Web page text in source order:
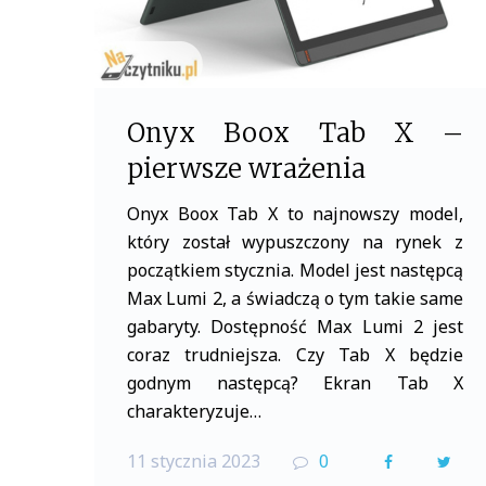
Onyx Boox Tab X –
pierwsze wrażenia
Onyx Boox Tab X to najnowszy model,
który został wypuszczony na rynek z
początkiem stycznia. Model jest następcą
Max Lumi 2, a świadczą o tym takie same
gabaryty. Dostępność Max Lumi 2 jest
coraz trudniejsza. Czy Tab X będzie
godnym następcą? Ekran Tab X
charakteryzuje…
11 stycznia 2023 0
F